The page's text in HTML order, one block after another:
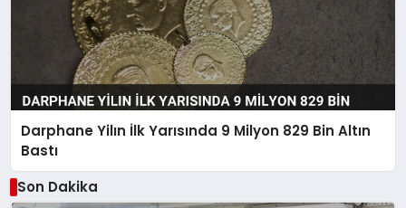
Darphane Yilın İlk Yarısında 9 Milyon 829 Bin Altın
Bastı
Son Dakika